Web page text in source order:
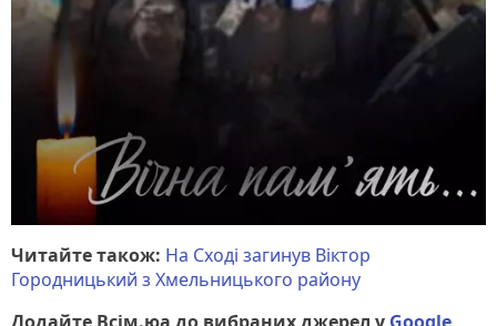
Читайте також: На Сході загинув Віктор
Городницький з Хмельницького району
Додайте Всім.юа до вибраних джерел у Google